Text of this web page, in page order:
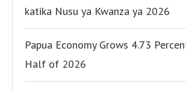
katika Nusu ya Kwanza ya 2026
Papua Economy Grows 4.73
Half of 2026